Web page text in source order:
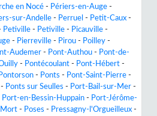
en Nocé - Périers-en-Auge -
sur-Andelle - Perruel - Petit-Caux -
Petiville - Petiville - Picauville -
- Pierreville - Pirou - Poilley -
Audemer - Pont-Authou - Pont-de-
- Pontécoulant - Pont-Hébert -
Pontorson - Ponts - Pont-Saint-Pierre -
- Ponts sur Seulles - Port-Bail-sur-Mer -
Port-en-Bessin-Huppain - Port-Jérôme-
- Poses - Pressagny-l'Orgueilleux -